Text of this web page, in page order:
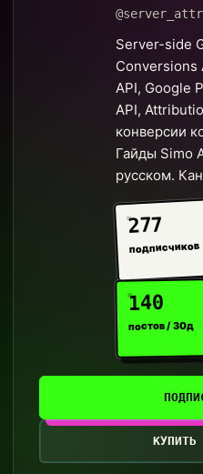
Server-side
Conversions
API, Google
API,
конверсии
Гайды Simo
русском.
277
подписчиков
140
постов / 30д
КУПИТЬ